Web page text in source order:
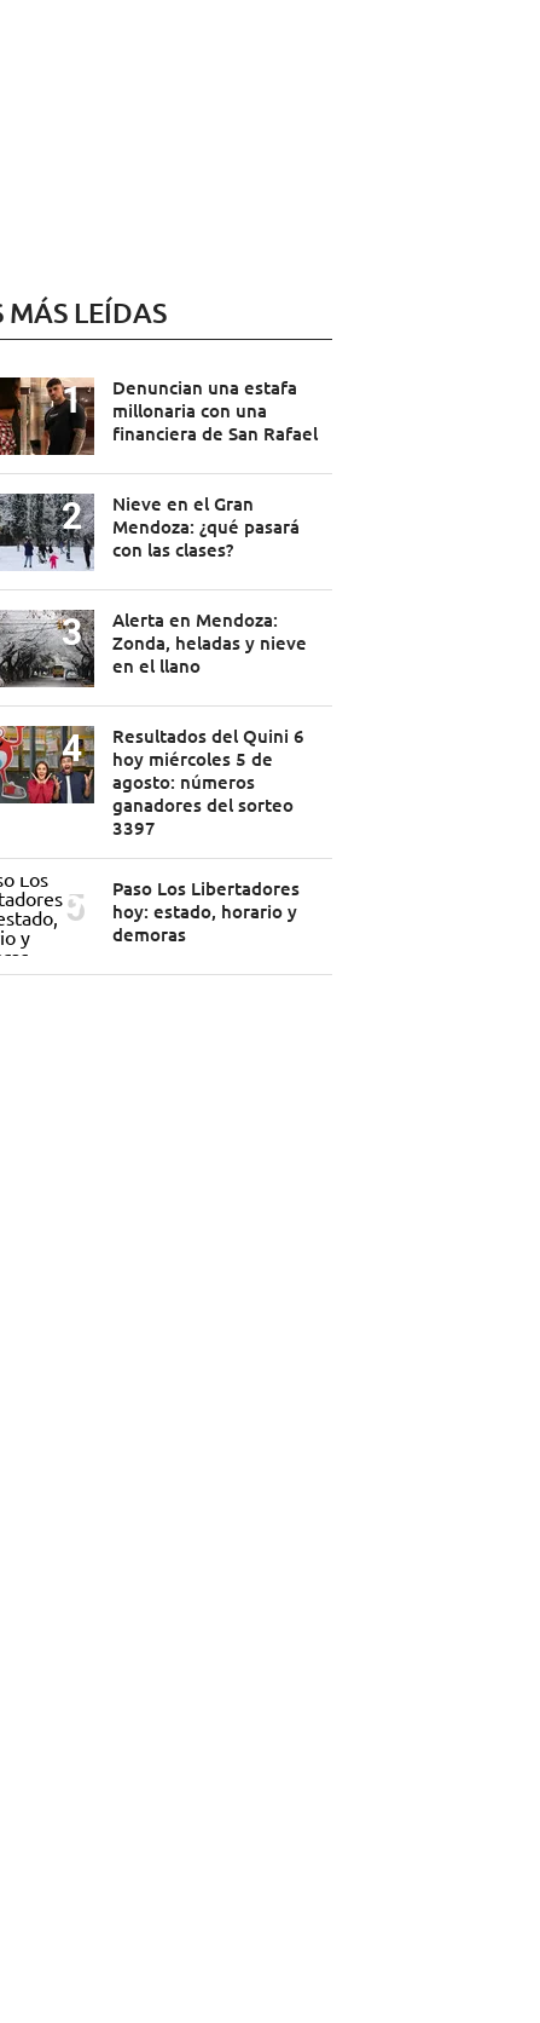
MÁS LEÍDAS
Denuncian una estafa
millonaria con una
financiera de San Rafael
Nieve en el Gran
Mendoza: ¿qué pasará
con las clases?
Alerta en Mendoza:
Zonda, heladas y nieve
en el llano
Resultados del Quini 6
hoy miércoles 5 de
agosto: números
ganadores del sorteo
3397
Paso Los Libertadores
hoy: estado, horario y
demoras